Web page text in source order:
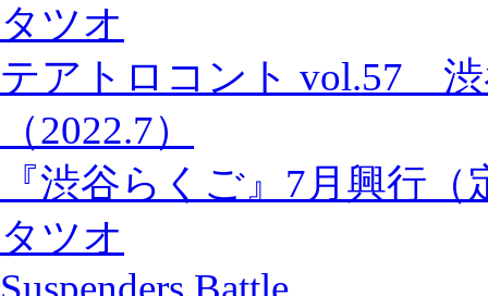
タツオ
テアトロコント vol.57
（2022.7）
『渋谷らくご』7月興行
タツオ